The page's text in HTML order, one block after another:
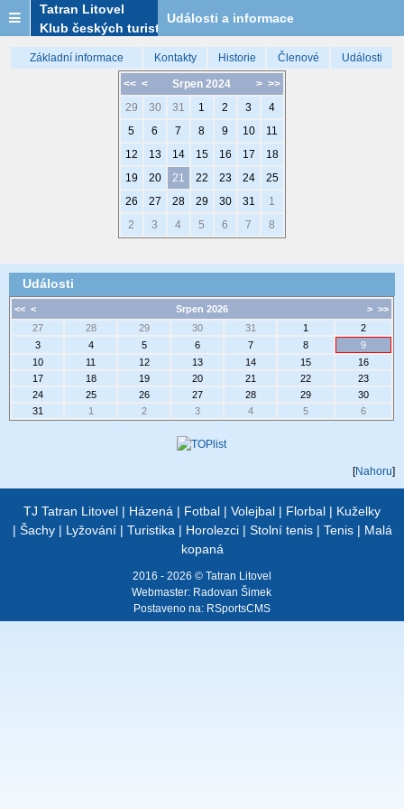
Tatran Litovel
Klub českých turistů
Události a informace
Základní informace Kontakty Historie Členové Události
<< < > >>
Srpen 2024
29
30 31 1 2 3
4
5
6 7 8 9 10
11
12
13 14 15 16 17
18
19
20 21 22 23 24
25
26
27 28 29 30 31
1
2
3 4 5 6 7 8
Události
<< < > >>
Srpen 2026
27
28 29 30 31 1
2
3
4 5 6 7 8
9
10
11 12 13 14 15
16
17
18 19 20 21 22
23
24
25 26 27 28 29
30
31
1 2 3 4 5 6
[Nahoru]
TJ Tatran Litovel | Házená | Fotbal | Volejbal | Florbal | Kuželky
| Šachy| Lyžování| Turistika | Horolezci| Stolní tenis| Tenis| Malá
kopaná
2016 - 2026 © Tatran Litovel
Webmaster: Radovan Šimek
Postaveno na: RSportsCMS